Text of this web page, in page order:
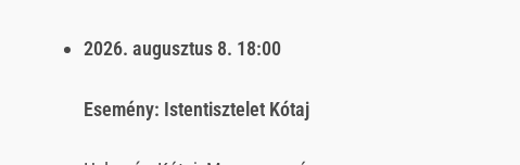
2026. augusztus 8. 18:00
Esemény: Istentisztelet Kótaj